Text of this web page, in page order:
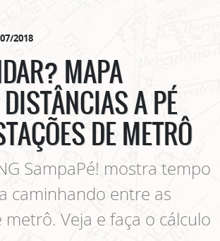
2018
MAPA
A PÉ
DE METRÔ
SampaPé! mostra tempo
caminhando entre as
metrô. Veja e faça o cálculo